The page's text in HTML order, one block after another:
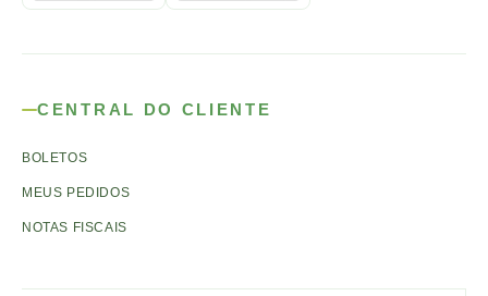
CENTRAL DO CLIENTE
BOLETOS
MEUS PEDIDOS
NOTAS FISCAIS